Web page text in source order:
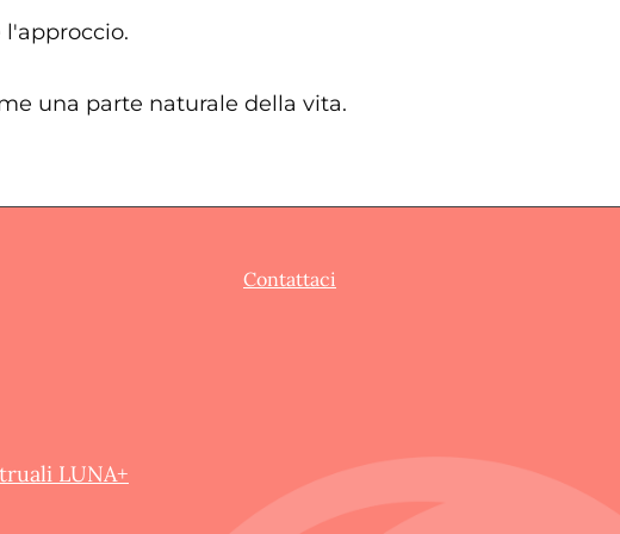
una parte naturale della vita.
Contattaci
LUNA+